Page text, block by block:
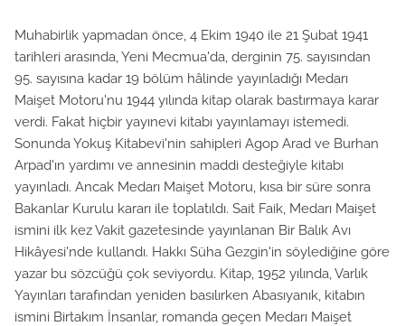
Muhabirlik yapmadan önce, 4 Ekim 1940 ile 21 Şubat 1941
tarihleri arasında, Yeni Mecmua'da, derginin 75. sayısından
95. sayısına kadar 19 bölüm hâlinde yayınladığı Medarı
Maişet Motoru'nu 1944 yılında kitap olarak bastırmaya karar
verdi. Fakat hiçbir yayınevi kitabı yayınlamayı istemedi.
Sonunda Yokuş Kitabevi'nin sahipleri Agop Arad ve Burhan
Arpad'ın yardımı ve annesinin maddi desteğiyle kitabı
yayınladı. Ancak Medarı Maişet Motoru, kısa bir süre sonra
Bakanlar Kurulu kararı ile toplatıldı. Sait Faik, Medarı Maişet
ismini ilk kez Vakit gazetesinde yayınlanan Bir Balık Avı
Hikâyesi'nde kullandı. Hakkı Süha Gezgin'in söylediğine göre
yazar bu sözcüğü çok seviyordu. Kitap, 1952 yılında, Varlık
Yayınları tarafından yeniden basılırken Abasıyanık, kitabın
ismini Birtakım İnsanlar, romanda geçen Medarı Maişet